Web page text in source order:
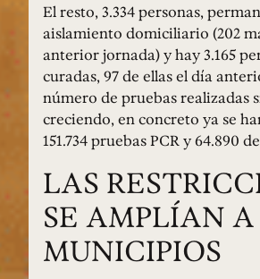
El resto, 3.334 personas,
aislamiento domiciliario (202
anterior jornada) y hay 3.165
curadas, 97 de ellas el día
número de pruebas realizadas
creciendo, en concreto ya se
151.734 pruebas PCR y 64.890
LAS
SE AMPLÍAN
MUNICIPIOS